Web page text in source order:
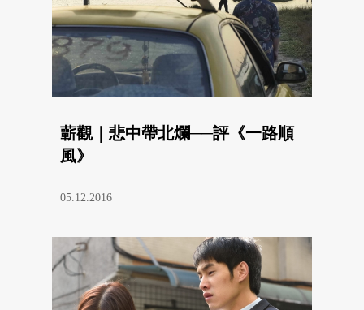
蘄觀｜悲中帶北爛──評《一路順
風》
05.12.2016